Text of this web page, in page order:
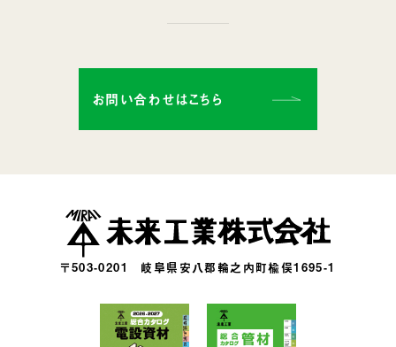
お問い合わせはこちら
〒503-0201 岐阜県安八郡輪之内町楡俣1695-1